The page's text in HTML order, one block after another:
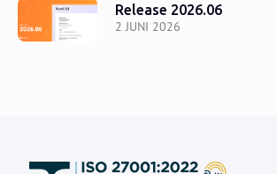
2 JUNI 2026
Release 2026.06